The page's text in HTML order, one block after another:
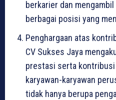
berkarier dan
berbagai posisi yang
Penghargaan atas
CV Sukses Jaya
prestasi serta
karyawan-karyawan
tidak hanya berupa